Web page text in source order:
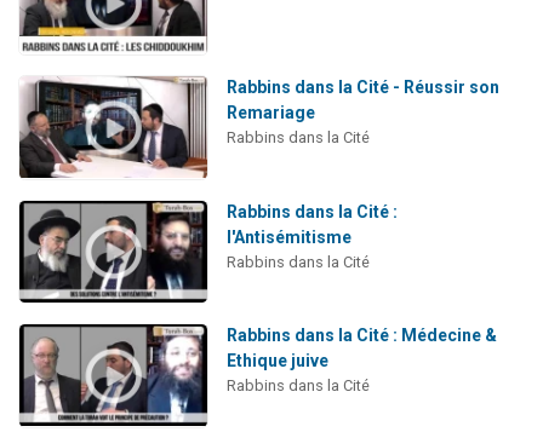
Rabbins dans la Cité - Réussir son
Remariage
Rabbins dans la Cité
Rabbins dans la Cité :
l'Antisémitisme
Rabbins dans la Cité
Rabbins dans la Cité : Médecine &
Ethique juive
Rabbins dans la Cité